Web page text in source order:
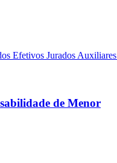
Efetivos Jurados Auxiliares
de Menor